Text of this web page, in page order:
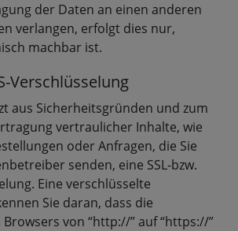
der Daten an einen anderen
verlangen, erfolgt dies nur,
machbar ist.
Verschlüsselung
aus Sicherheitsgründen und zum
vertraulicher Inhalte, wie
oder Anfragen, die Sie
senden, eine SSL-bzw.
Eine verschlüsselte
Sie daran, dass die
Browsers von “http://” auf “https://”